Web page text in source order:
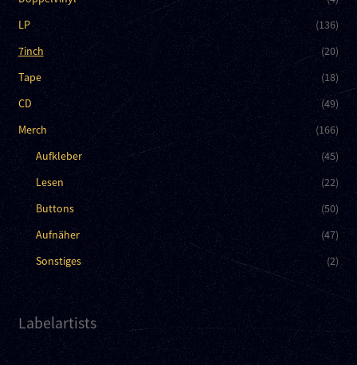
LP
(136)
7inch
(20)
Tape
(18)
CD
(49)
Merch
(166)
Aufkleber
(45)
Lesen
(22)
Buttons
(50)
Aufnäher
(47)
Sonstiges
(2)
Labelartists